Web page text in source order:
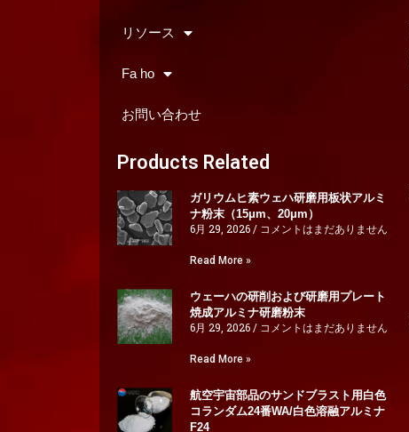
リソース
Fa ho
お問い合わせ
Products Related
ガリウムヒ素ウェハ研磨用板状アルミ
ナ粉末（15μm、20μm）
6月 29, 2026 コメントはまだありません
Read More »
ウェーハの研削および研磨用プレート
焼成アルミナ研磨粉末
6月 29, 2026 コメントはまだありません
Read More »
航空宇宙部品のサンドブラスト用白色
コランダム24番WA/白色溶融アルミナ
F24